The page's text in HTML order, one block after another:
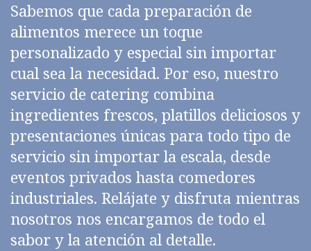
Sabemos que cada preparación de
alimentos merece un toque
personalizado y especial sin importar
cual sea la necesidad. Por eso, nuestro
servicio de catering combina
ingredientes frescos, platillos deliciosos y
presentaciones únicas para todo tipo de
servicio sin importar la escala, desde
eventos privados hasta comedores
industriales. Relájate y disfruta mientras
nosotros nos encargamos de todo el
sabor y la atención al detalle.